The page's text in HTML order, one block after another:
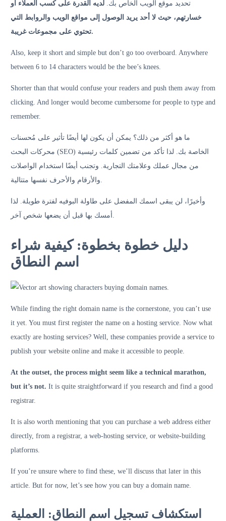
تحديد موقع الويب الخاص بك. لديه القدرة على كسب العملاء أو
خسارتهم، حيث لا أحد يريد الوصول إلى مواقع الويب والروابط التي
تحتوي على مجموعات غريبة.
Also, keep it short and simple but don’t go too overboard. Anywhere
between 6 to 14 characters would be the bee’s knees.
Shorter than that would confuse your readers and push them away from
clicking. And longer would become cumbersome for people to type and
remember.
ما هو أكثر من ذلك؟ يمكن أن يكون لها أيضًا تأثير على مُحسنات
محركات البحث (SEO) الخاصة بك. لذا تأكد من تضمين كلمات رئيسية
من مجال عملك وعلامتك التجارية. وتجنب أيضًا استخدام الواصلات
والأرقام والأحرف نفسها متتالية.
وأخيرًا، لن يبقى اسمك المفضل على طاولة البوفيه لفترة طويلة. لذا
أمسك بها قبل أن يضعها شخص آخر.
دليل خطوة بخطوة: كيفية شراء
اسم النطاق
While finding the right domain name is the cornerstone, you can’t use
it yet. You must first register the name on a hosting service. Now what
exactly are hosting services? Well, these companies provide a service to
publish your website online and make it accessible to people.
At the outset, the process might seem like a technical marathon,
but it’s not. It is quite straightforward if you research and find a good
registrar.
It is also worth mentioning that you can purchase a web address either
directly, from a registrar, a web-hosting service, or website-building
platforms.
If you’re unsure where to find these, we’ll discuss that later in this
article. But for now, let’s see how you can buy a domain name.
استكشاف تسجيل اسم النطاق: العملية